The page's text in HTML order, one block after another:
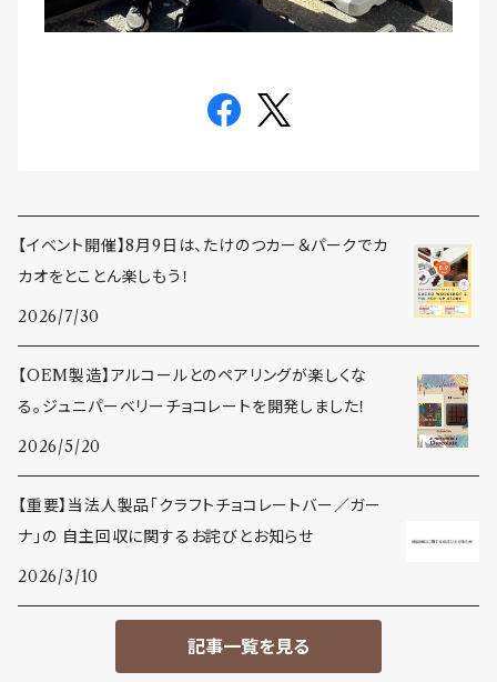
【イベント開催】8月9日は、たけのつカー＆パークでカ
カオをとことん楽しもう！
2026/7/30
【OEM製造】アルコールとのペアリングが楽しくな
る。ジュニパーベリーチョコレートを開発しました！
2026/5/20
【重要】当法人製品「クラフトチョコレートバー／ガー
ナ」の 自主回収に関するお詫びとお知らせ
2026/3/10
記事一覧を見る